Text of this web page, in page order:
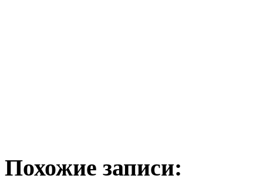
Похожие записи: